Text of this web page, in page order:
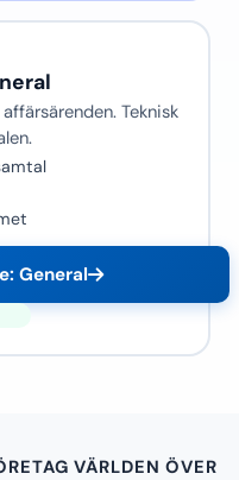
Teknisk
General
VÄRLDEN ÖVER